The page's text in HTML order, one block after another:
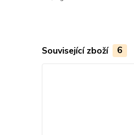
Související zboží 6